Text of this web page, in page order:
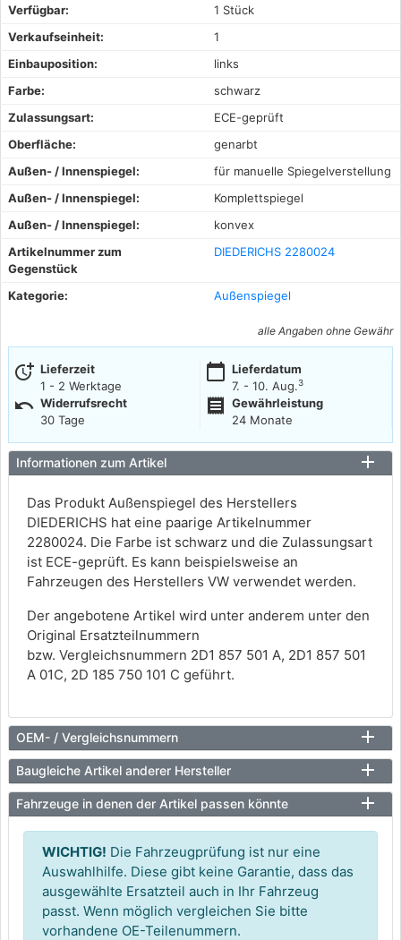
Verfügbar:
1 Stück
Verkaufseinheit:
1
Einbauposition:
links
Farbe:
schwarz
Zulassungsart:
ECE-geprüft
Oberfläche:
genarbt
Außen- / Innenspiegel:
für manuelle Spiegelverstellung
Außen- / Innenspiegel:
Komplettspiegel
Außen- / Innenspiegel:
konvex
Artikelnummer zum
Gegenstück
DIEDERICHS 2280024
Kategorie: Außenspiegel
alle Angaben ohne Gewähr
more_time Lieferzeit
1 - 2 Werktage
calendar_today Lieferdatum
7. - 10. Aug.3
undo Widerrufsrecht
30 Tage
receipt
Gewährleistung
24 Monate
Informationen zum Artikel
Das Produkt Außenspiegel des Herstellers
DIEDERICHS hat eine paarige Artikelnummer
2280024. Die Farbe ist schwarz und die Zulassungsart
ist ECE-geprüft. Es kann beispielsweise an
Fahrzeugen des Herstellers VW verwendet werden.
Der angebotene Artikel wird unter anderem unter den
Original Ersatzteilnummern
bzw. Vergleichsnummern 2D1 857 501 A, 2D1 857 501
A 01C, 2D 185 750 101 C geführt.
OEM- / Vergleichsnummern
Baugleiche Artikel anderer Hersteller
Fahrzeuge in denen der Artikel passen könnte
WICHTIG! Die Fahrzeugprüfung ist nur eine
Auswahlhilfe. Diese gibt keine Garantie, dass das
ausgewählte Ersatzteil auch in Ihr Fahrzeug
passt. Wenn möglich vergleichen Sie bitte
vorhandene OE-Teilenummern.